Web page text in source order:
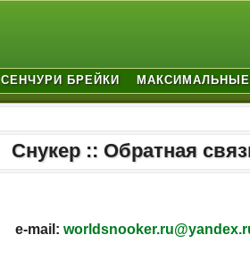
СЕНЧУРИ БРЕЙКИ
Снукер :: Обратная
e-mail: